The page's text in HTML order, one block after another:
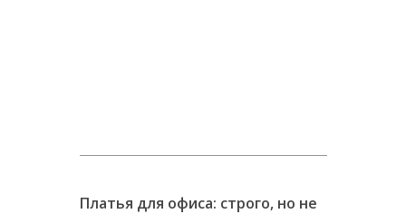
Платья для офиса: строго, но не